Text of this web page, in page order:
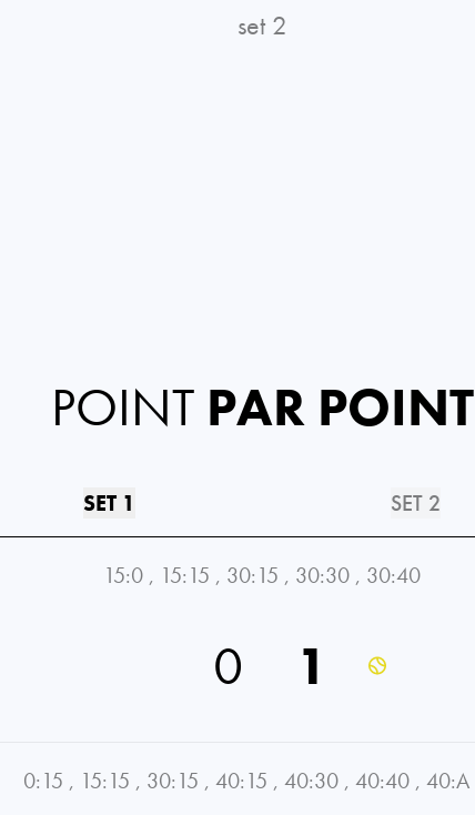
set 2
POINT PAR POINT
SET 1 SET 2
15:0 , 15:15 , 30:15 , 30:30 , 30:40
0 1
0:15 , 15:15 , 30:15 , 40:15 , 40:30 , 40:40 , 40:A